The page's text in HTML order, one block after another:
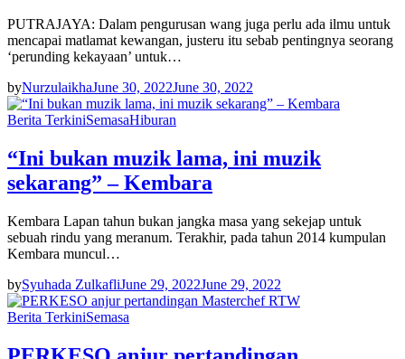
PUTRAJAYA: Dalam pengurusan wang juga perlu ada ilmu untuk
mencapai matlamat kewangan, justeru itu sebab pentingnya seorang
‘perunding kekayaan’ untuk…
byNurzulaikhaJune 30, 2022June 30, 2022
Berita TerkiniSemasaHiburan
“Ini bukan muzik lama, ini muzik
sekarang” – Kembara
Kembara Lapan tahun bukan jangka masa yang sekejap untuk
sebuah rindu yang meranum. Terakhir, pada tahun 2014 kumpulan
Kembara muncul…
bySyuhada ZulkafliJune 29, 2022June 29, 2022
Berita TerkiniSemasa